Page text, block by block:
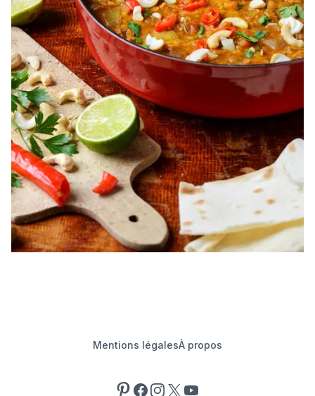
Mentions légalesÀ propos
Pinterest
Facebook
Instagram
X YouTube